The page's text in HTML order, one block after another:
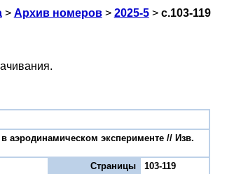
> Архив номеров> 2025-5> с.103-119
аэродинамическом эксперименте // Изв.
Страницы
103-119